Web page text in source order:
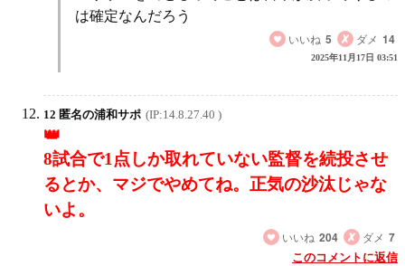
は確定なんだろう
いいね 5 ダメ 14
2025年11月17日 03:51
12 匿名の浦和サポ (IP:14.8.27.40 )
8試合で1点しか取れていない監督を続投させ
るとか、マジでやめてね。正気の沙汰じゃな
いよ。
いいね 204 ダメ 7
このコメントに返信